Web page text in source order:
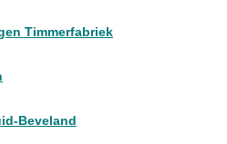
Timmerfabriek
Beveland